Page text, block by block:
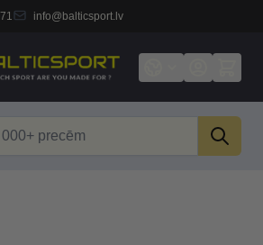
info@balticsport.lv